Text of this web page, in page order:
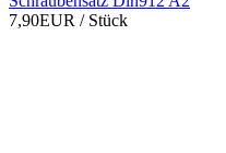
7,90EUR / Stück